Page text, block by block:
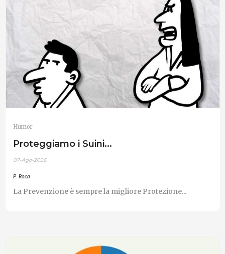
Humor
Proteggiamo i Suini...
07-Ago-2026
P. Roca
La Prevenzione è sempre la migliore Protezione...